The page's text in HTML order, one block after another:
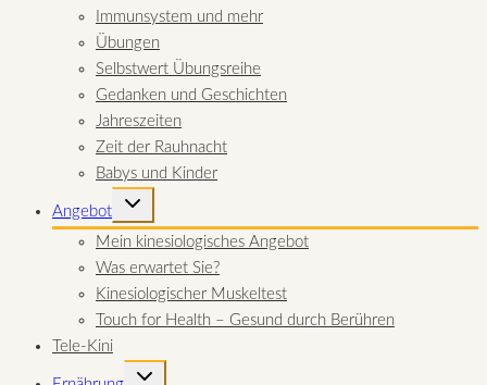
Immunsystem und mehr
Übungen
Selbstwert Übungsreihe
Gedanken und Geschichten
Jahreszeiten
Zeit der Rauhnacht
Babys und Kinder
Angebot
UNTERMENÜ
Mein kinesiologisches Angebot
Was erwartet Sie?
Kinesiologischer Muskeltest
Touch for Health – Gesund durch Berühren
Tele-Kini
UNTERMENÜ